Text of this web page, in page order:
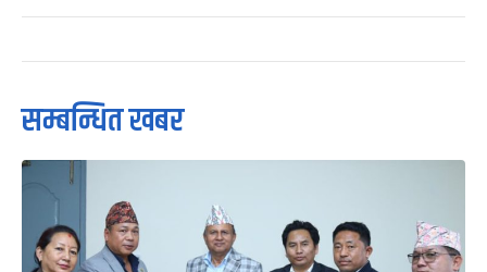
सम्बन्धित खबर